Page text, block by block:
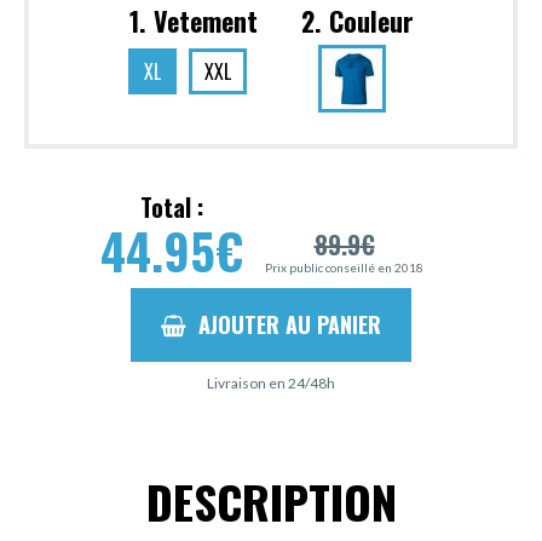
1. Vetement
XL XXL
2. Couleur
Total :
44.95€ 89.9€
Prix public conseillé en 2018
AJOUTER AU PANIER
Livraison en 24/48h
DESCRIPTION